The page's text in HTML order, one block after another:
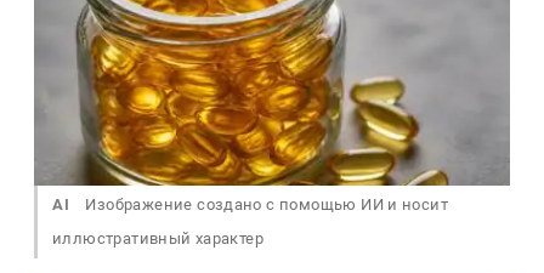
AI
Изображение создано с помощью ИИ и носит
иллюстративный характер